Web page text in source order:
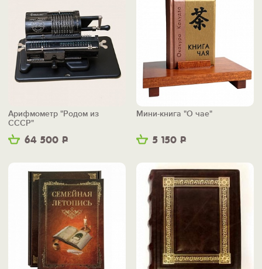
64 500 Р
Арифмометр "Родом из
СССР"
5 150 Р
Мини-книга "О чае"